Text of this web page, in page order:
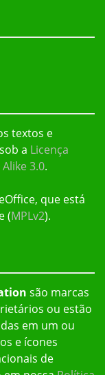
textos e
a Licença
3.0.
que está
(MPLv2).
são marcas
ou estão
em um ou
e ícones
de